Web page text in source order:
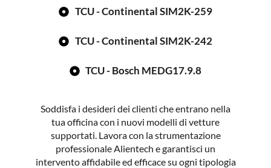
TCU - Continental SIM2K-259
TCU - Continental SIM2K-242
TCU - Bosch MEDG17.9.8
Soddisfa i desideri dei clienti che entrano nella
tua officina con i nuovi modelli di vetture
supportati. Lavora con la strumentazione
professionale Alientech e garantisci un
intervento affidabile ed efficace su ogni tipologia